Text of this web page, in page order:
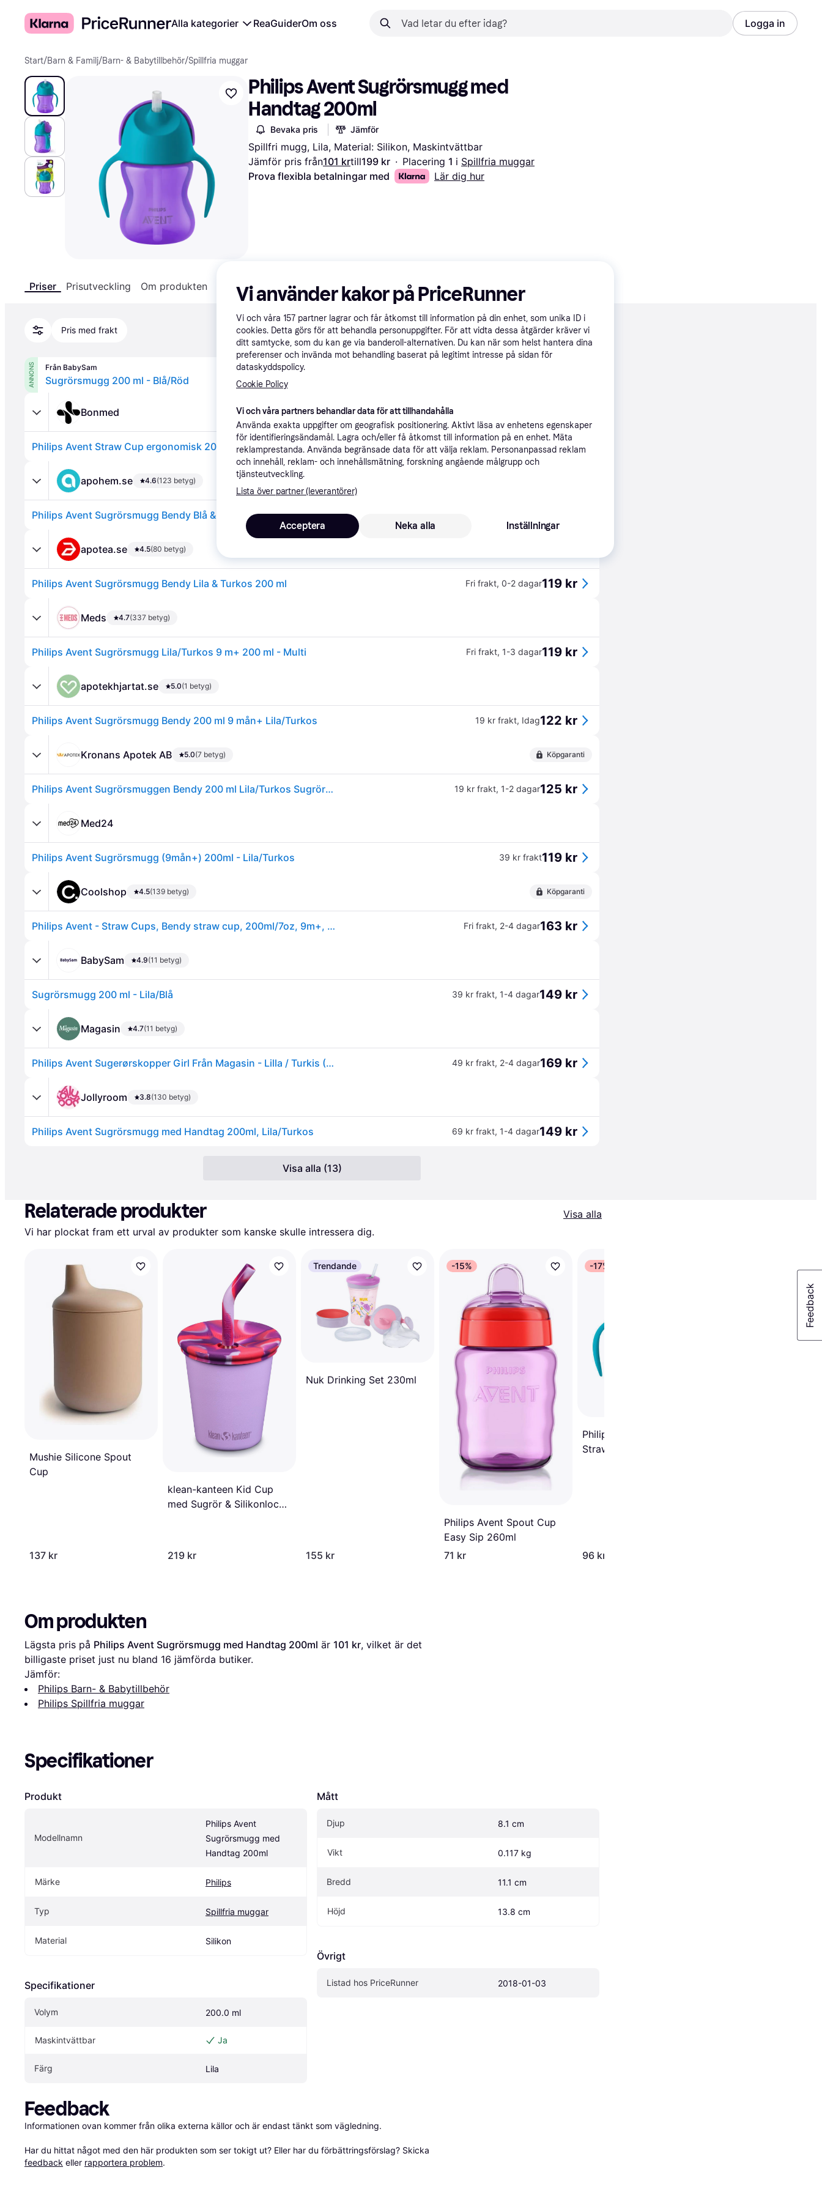
Alla kategorier ReaGuiderOm oss Logga in
Start/Barn & Familj/Barn- & Babytillbehör/Spillfria muggar
Philips Avent Sugrörsmugg med
Handtag 200ml
Bevaka pris Jämför
Spillfri mugg, Lila, Material: Silikon, Maskintvättbar
Jämför pris från101 krtill199 kr · Placering 1 i Spillfria muggar
Prova flexibla betalningar med
Lär dig hur
Priser Prisutveckling Om produkten Specifikationer
Pris med frakt Rekommenderad
ANNONS Från BabySam
Sugrörsmugg 200 ml - Blå/Röd
Bonmed
Philips Avent Straw Cup ergonomisk 200 ml Lila/Turkos SCF796/02 Lägst pris101 kr
apohem.se 4.6(123 betyg)
Philips Avent Sugrörsmugg Bendy Blå & Röd 200 ml
apotea.se 4.5(80 betyg)
Philips Avent Sugrörsmugg Bendy Lila & Turkos 200 ml Fri frakt, 0-2 dagar119 kr
Meds 4.7(337 betyg)
Philips Avent Sugrörsmugg Lila/Turkos 9 m+ 200 ml - Multi Fri frakt, 1-3 dagar119 kr
apotekhjartat.se 5.0(1 betyg)
Philips Avent Sugrörsmugg Bendy 200 ml 9 mån+ Lila/Turkos 19 kr frakt, Idag122 kr
Kronans Apotek AB 5.0(7 betyg) Köpgaranti
Philips Avent Sugrörsmuggen Bendy 200 ml Lila/Turkos Sugrörsmugg 1 st 19 kr frakt, 1-2 dagar125 kr
Med24
Philips Avent Sugrörsmugg (9mån+) 200ml - Lila/Turkos 39 kr frakt119 kr
Coolshop 4.5(139 betyg) Köpgaranti
Philips Avent - Straw Cups, Bendy straw cup, 200ml/7oz, 9m+, 1-pack Fri frakt, 2-4 dagar163 kr
BabySam 4.9(11 betyg)
Sugrörsmugg 200 ml - Lila/Blå 39 kr frakt, 1-4 dagar149 kr
Magasin 4.7(11 betyg)
Philips Avent Sugerørskopper Girl Från Magasin - Lilla / Turkis (NO_SIZE) 49 kr frakt, 2-4 dagar169 kr
Jollyroom 3.8(130 betyg)
Philips Avent Sugrörsmugg med Handtag 200ml, Lila/Turkos 69 kr frakt, 1-4 dagar149 kr
Visa alla (13)
Relaterade produkter
Visa alla
Vi har plockat fram ett urval av produkter som kanske skulle intressera dig.
Mushie Silicone Spout
Cup
137 kr
klean-kanteen Kid Cup
med Sugrör & Silikonlock
219 kr
Trendande
Nuk Drinking Set 230ml
155 kr
-15%
Philips Avent Spout Cup
Easy Sip 260ml
71 kr
-17%
Philips Avent Bendy
Straw Cup
96 kr
Wow Baby 360
Om produkten
Lägsta pris på Philips Avent Sugrörsmugg med Handtag 200ml är 101 kr, vilket är det
billigaste priset just nu bland 16 jämförda butiker.
Jämför:
Philips Barn- & Babytillbehör
Philips Spillfria muggar
Specifikationer
Produkt
Modellnamn
Philips Avent
Sugrörsmugg med
Handtag 200ml
Märke Philips
Typ Spillfria muggar
Material Silikon
Specifikationer
Volym 200.0 ml
Maskintvättbar Ja
Färg Lila
Mått
Djup 8.1 cm
Vikt 0.117 kg
Bredd 11.1 cm
Höjd 13.8 cm
Övrigt
Listad hos PriceRunner 2018-01-03
Feedback
Informationen ovan kommer från olika externa källor och är endast tänkt som vägledning.
Har du hittat något med den här produkten som ser tokigt ut? Eller har du förbättringsförslag? Skicka
feedback eller rapportera problem.
Vi använder kakor på PriceRunner
Vi och våra 157 partner lagrar och får åtkomst till information på din enhet, som unika ID i
cookies. Detta görs för att behandla personuppgifter. För att vidta dessa åtgärder kräver vi
ditt samtycke, som du kan ge via banderoll-alternativen. Du kan när som helst hantera dina
preferenser och invända mot behandling baserat på legitimt intresse på sidan för
dataskyddspolicy.
Cookie Policy
Vi och våra partners behandlar data för att tillhandahålla
Använda exakta uppgifter om geografisk positionering. Aktivt läsa av enhetens egenskaper
för identifieringsändamål. Lagra och/eller få åtkomst till information på en enhet. Mäta
reklamprestanda. Använda begränsade data för att välja reklam. Personanpassad reklam
och innehåll, reklam- och innehållsmätning, forskning angående målgrupp och
tjänsteutveckling.
Lista över partner (leverantörer)
Neka alla
Acceptera Inställningar